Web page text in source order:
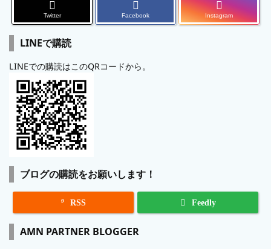
Twitter Facebook Instagram
LINEで購読
LINEでの購読はこのQRコードから。
ブログの購読をお願いします！
 RSS Feedly
AMN PARTNER BLOGGER